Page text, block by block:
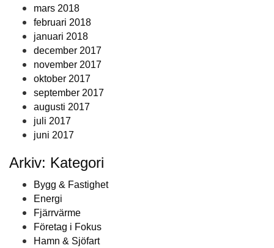
mars 2018
februari 2018
januari 2018
december 2017
november 2017
oktober 2017
september 2017
augusti 2017
juli 2017
juni 2017
Arkiv: Kategori
Bygg & Fastighet
Energi
Fjärrvärme
Företag i Fokus
Hamn & Sjöfart